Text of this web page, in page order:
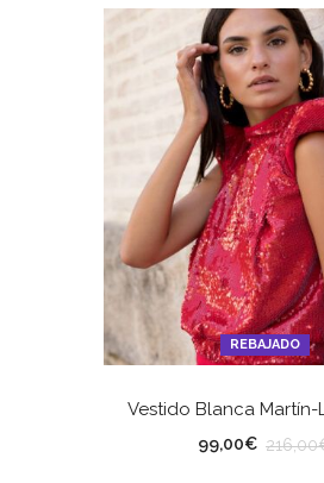
REBAJADO
Vestido Blanca Martín-
99,00€ 216,00
TALLA